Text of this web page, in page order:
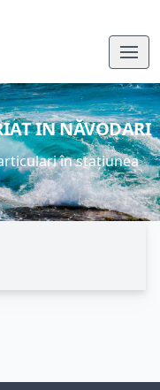
IN NĂVODARI
în stațiunea